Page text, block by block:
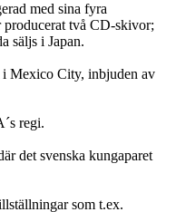
med sina fyra
producerat två CD-skivor;
säljs i Japan.
i Mexico City, inbjuden av
regi.
det svenska kungaparet
som t.ex.